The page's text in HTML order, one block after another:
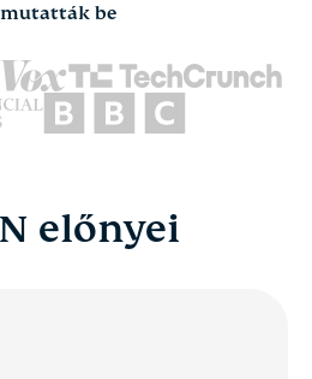
be
előnyei